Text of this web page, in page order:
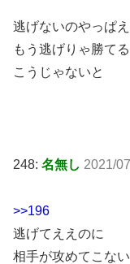
逃げないのやっぱ
もう逃げりゃ勝て
こうじゃないと
248: 名無し 2021/
>>196
逃げてええのに
相手が攻めてこな